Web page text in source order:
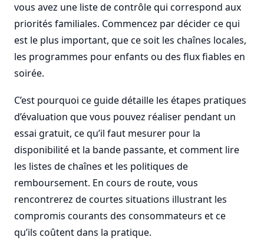
vous avez une liste de contrôle qui correspond aux
priorités familiales. Commencez par décider ce qui
est le plus important, que ce soit les chaînes locales,
les programmes pour enfants ou des flux fiables en
soirée.
C’est pourquoi ce guide détaille les étapes pratiques
d’évaluation que vous pouvez réaliser pendant un
essai gratuit, ce qu’il faut mesurer pour la
disponibilité et la bande passante, et comment lire
les listes de chaînes et les politiques de
remboursement. En cours de route, vous
rencontrerez de courtes situations illustrant les
compromis courants des consommateurs et ce
qu’ils coûtent dans la pratique.